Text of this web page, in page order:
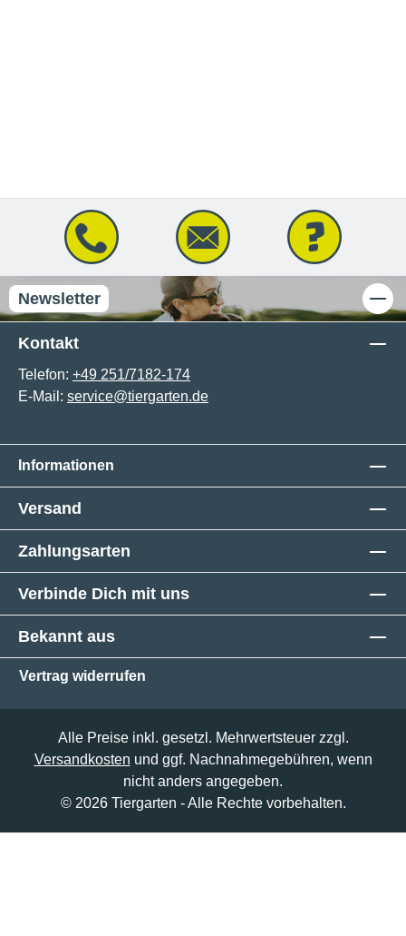
Newsletter
Kontakt
Telefon: +49 251/7182-174
E-Mail: service@tiergarten.de
Informationen
Versand
Zahlungsarten
Verbinde Dich mit uns
Bekannt aus
Vertrag widerrufen
Alle Preise inkl. gesetzl. Mehrwertsteuer zzgl.
Versandkosten und ggf. Nachnahmegebühren, wenn
nicht anders angegeben.
© 2026 Tiergarten - Alle Rechte vorbehalten.